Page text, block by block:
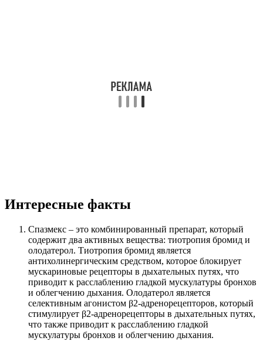
Интересные факты
Спазмекс – это комбинированный препарат, который
содержит два активных вещества: тиотропия бромид и
олодатерол. Тиотропия бромид является
антихолинергическим средством, которое блокирует
мускариновые рецепторы в дыхательных путях, что
приводит к расслаблению гладкой мускулатуры бронхов
и облегчению дыхания. Олодатерол является
селективным агонистом β2-адренорецепторов, который
стимулирует β2-адренорецепторы в дыхательных путях,
что также приводит к расслаблению гладкой
мускулатуры бронхов и облегчению дыхания.